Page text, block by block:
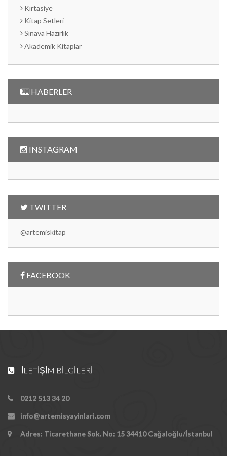
Kırtasiye
Kitap Setleri
Sınava Hazırlık
Akademik Kitaplar
HABERLER
INSTAGRAM
TWITTER
@artemiskitap
FACEBOOK
İLETIŞIM BILGILERI
0212 513 34 20
info@artemisyayinlari.com
Adres: Ticarethane Sok. No: 15 34410 Cağaloğlu/İstanbul